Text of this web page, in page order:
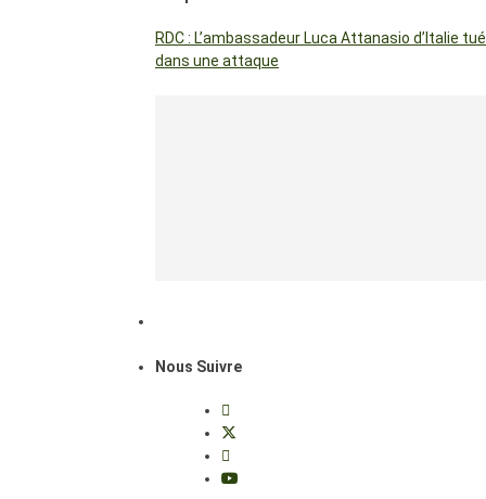
RDC : L’ambassadeur Luca Attanasio d’Italie tué
dans une attaque
Nous Suivre